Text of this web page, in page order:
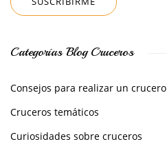
Categorías Blog Cruceros
Consejos para realizar un crucero
Cruceros temáticos
Curiosidades sobre cruceros